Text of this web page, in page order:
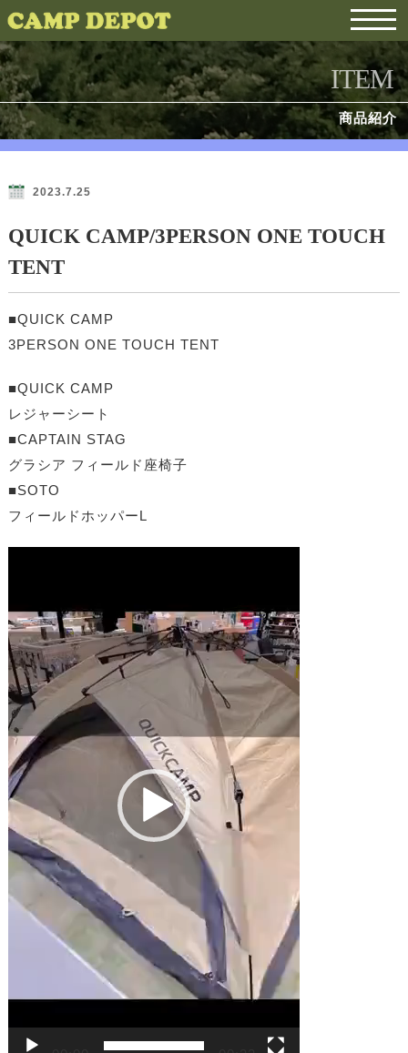
ITEM
商品紹介
2023.7.25
QUICK CAMP/3PERSON ONE TOUCH
TENT
■QUICK CAMP
3PERSON ONE TOUCH TENT
■QUICK CAMP
レジャーシート
■CAPTAIN STAG
グラシア フィールド座椅子
■SOTO
フィールドホッパーL
プ
レ
ー
ヤ
ー